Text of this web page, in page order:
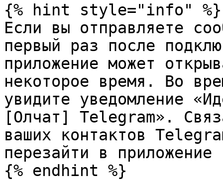
{% hint style="info" %}
Если вы отправляете
первый раз после
приложение может
некоторое время. Во
увидите уведомление
[Олчат] Telegram».
ваших контактов
перезайти в
{% endhint %}